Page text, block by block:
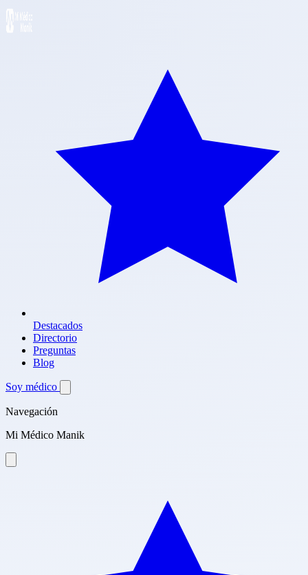
Destacados
Directorio
Preguntas
Blog
Soy médico
Navegación
Mi Médico Manik